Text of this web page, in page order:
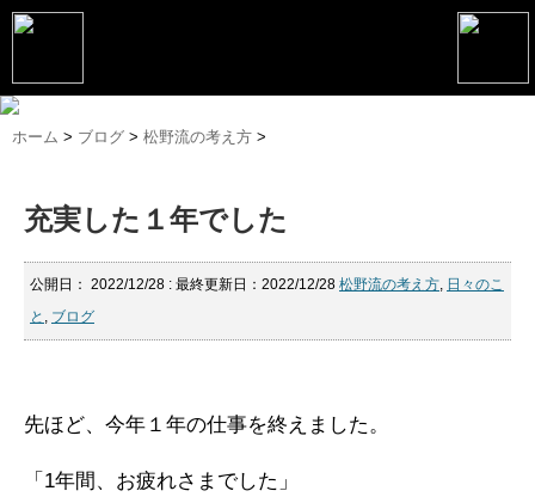
トップページ
松野恵介のブログ
会社概要
スケジュール
コンサルティング
マーケティング塾
ホーム > ブログ > 松野流の考え方 >
充実した１年でした
公開日： 2022/12/28 : 最終更新日：2022/12/28 松野流の考え方, 日々のこ
と , ブログ
先ほど、今年１年の仕事を終えました。
「1年間、お疲れさまでした」